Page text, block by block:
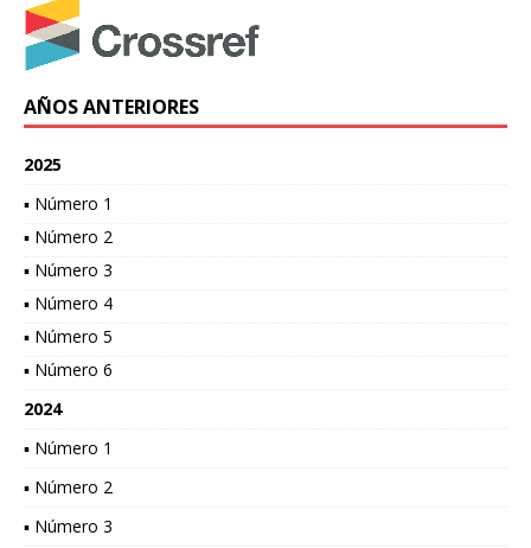
AÑOS ANTERIORES
2025
▪ Número 1
▪ Número 2
▪ Número 3
▪ Número 4
▪ Número 5
▪ Número 6
2024
▪ Número 1
▪ Número 2
▪ Número 3